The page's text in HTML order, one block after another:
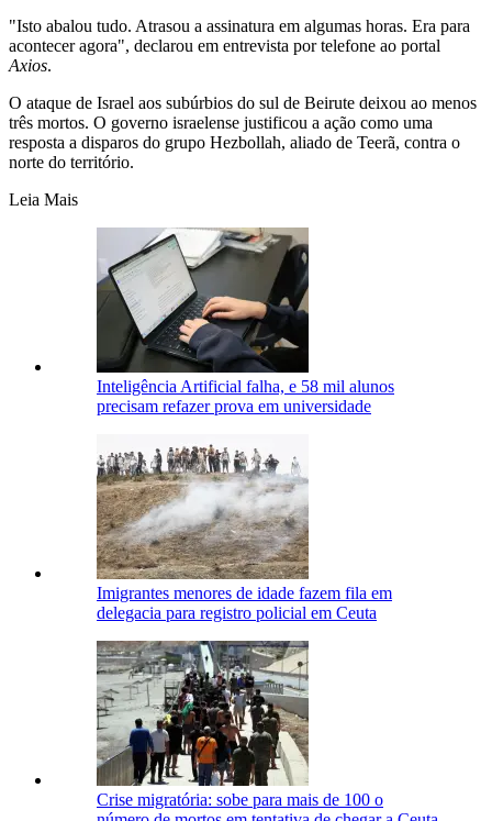
"Isto abalou tudo. Atrasou a assinatura em algumas horas. Era para
acontecer agora", declarou em entrevista por telefone ao portal
Axios.
O ataque de Israel aos subúrbios do sul de Beirute deixou ao menos
três mortos. O governo israelense justificou a ação como uma
resposta a disparos do grupo Hezbollah, aliado de Teerã, contra o
norte do território.
Leia Mais
Inteligência Artificial falha, e 58 mil alunos
precisam refazer prova em universidade
Imigrantes menores de idade fazem fila em
delegacia para registro policial em Ceuta
Crise migratória: sobe para mais de 100 o